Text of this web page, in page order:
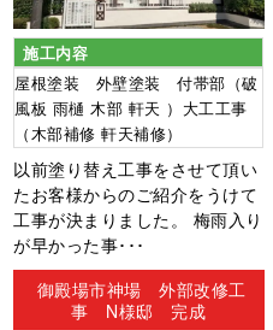
施工内容
屋根塗装 外壁塗装 付帯部（破
風板 雨樋 木部 軒天 ）大工工事
（木部補修 軒天補修）
以前塗り替え工事をさせて頂い
たお客様からのご紹介をうけて
工事が決まりました。 梅雨入り
が早かった事･･･
御殿場市神場 外部改修工
事 N様邸 完成